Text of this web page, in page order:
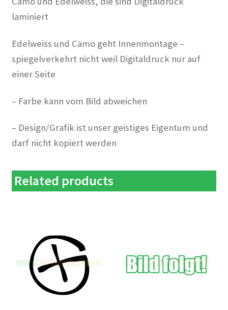
laminiert
Edelweiss und Camo geht Innenmontage –
spiegelverkehrt nicht weil Digitaldruck nur auf
einer Seite
– Farbe kann vom Bild abweichen
– Design/Grafik ist unser geistiges Eigentum und
darf nicht kopiert werden
Related products